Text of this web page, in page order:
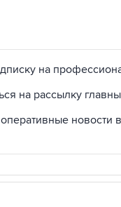
на
на рассылку
новости